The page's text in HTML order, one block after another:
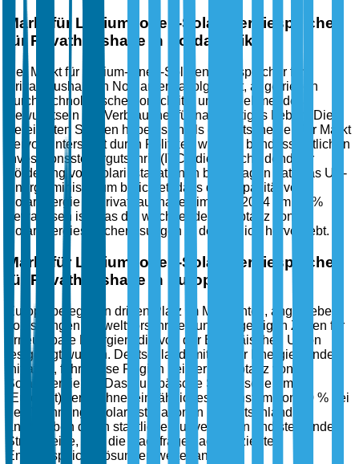
Markt für Lithium-Ionen-Solarenergiespeicher
für Privathaushalte in Nordamerika
Der Markt für Lithium-Ionen-Solarenergiespeicher für
Privathaushalte in Nordamerika folgt dicht, angetrieben
durch technologische Fortschritte und zunehmendes
Bewusstsein der Verbraucher für nachhaltiges Leben. Die
Vereinigten Staaten heben sich als ein entscheidender Markt
hervor, unterstützt durch Politiken wie den bundesstaatlichen
Investitionssteuergutschrift (ITC), die entscheidend zur
Förderung von Solarinstallationen beigetragen hat. Das US-
Energieministerium berichtet, dass die Kapazität von
Solarenergie in Privathaushalten im Jahr 2024 um 15 %
gewachsen ist, was die wachsende Akzeptanz von
Solarenergiespeicherlösungen in der Region hervorhebt.
Markt für Lithium-Ionen-Solarenergiespeicher
für Privathaushalte in Europa
Europa belegt den dritten Platz im Marktanteil, angetrieben
von strengen Umweltvorschriften und ehrgeizigen Zielen für
erneuerbare Energien, die von der Europäischen Union
festgelegt wurden. Deutschland, mit seiner Energiewende-
Initiative, führt diese Region bei der Akzeptanz von
Solarenergie an. Das Europäische Statistische Amt
(Eurostat) verzeichnet ein jährliches Wachstum von 20 % bei
den Wohnungs-Solarinstallationen in Deutschland,
angetrieben durch staatliche Subventionen und steigende
Strompreise, was die Nachfrage nach effizienten
Energiespeicherlösungen weiter antreibt.